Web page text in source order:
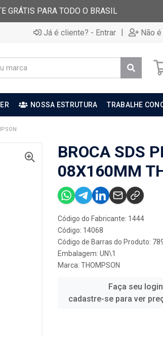
GRÁTIS PARA TODO O BRASIL
Já é cliente? - Entrar | Não
NOSSA ESTRUTURA TRABALHE
BROCA SDS
08X160MM
Código do Fabricante: 1444
Código: 14068
Código de Barras do Produto:
Embalagem: UN\1
Marca: THOMPSON
Faça seu
cadastre-se para ver